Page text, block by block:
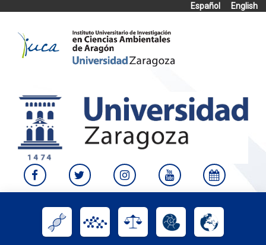
Español
English
content